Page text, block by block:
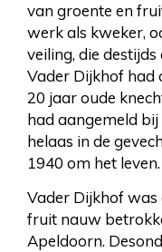
van groente en
werk als kweker,
veiling, die
Vader Dijkhof had
20 jaar oude
had aangemeld
helaas in de
1940 om het leven.
Vader Dijkhof was
fruit nauw
Apeldoorn.